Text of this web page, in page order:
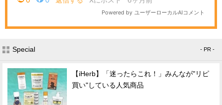
Special - PR -
【iHerb】「迷ったらこれ！」みんなが"リピ
買い"している人気商品